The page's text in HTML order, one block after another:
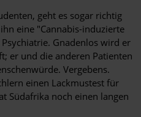
geht es sogar richtig
eine "Cannabis-induzierte
Gnadenlos wird er
er und die anderen Patienten
Vergebens.
einen Lackmustest für
Südafrika noch einen langen